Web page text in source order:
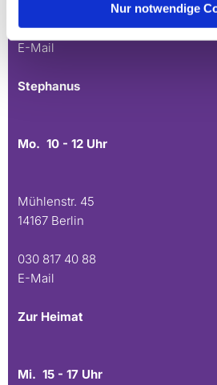
Nur notwendige
030 815 45 54
E-Mail
Stephanus
Mo. 10 - 12 Uhr
Mühlenstr. 45
14167 Berlin
030 817 40 88
E-Mail
Zur Heimat
Mi. 15 - 17 Uhr